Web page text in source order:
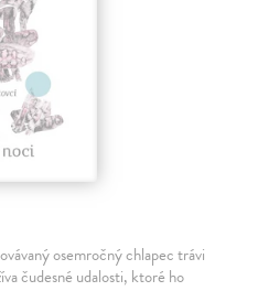
osemročný chlapec trávi
čudesné udalosti, ktoré ho